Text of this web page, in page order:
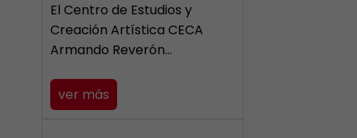
El Centro de Estudios y
Creación Artística CECA
Armando Reverón…
ver más